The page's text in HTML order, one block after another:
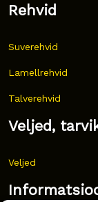
Rehvid
Suverehvid
Lamellrehvid
Talverehvid
Veljed,
Veljed